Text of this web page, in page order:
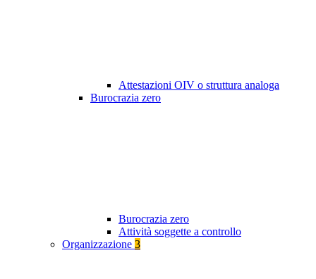
Attestazioni OIV o struttura analoga
Burocrazia zero
Burocrazia zero
Attività soggette a controllo
Organizzazione 3